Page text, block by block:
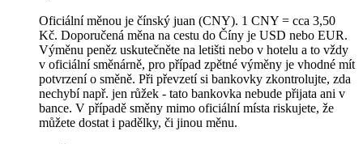
Oficiální měnou je čínský juan (CNY). 1 CNY = cca 3,50
Kč. Doporučená měna na cestu do Číny je USD nebo EUR.
Výměnu peněz uskutečněte na letišti nebo v hotelu a to vždy
v oficiální směnárně, pro případ zpětné výměny je vhodné mít
potvrzení o směně. Při převzetí si bankovky zkontrolujte, zda
nechybí např. jen růžek - tato bankovka nebude přijata ani v
bance. V případě směny mimo oficiální místa riskujete, že
můžete dostat i padělky, či jinou měnu.